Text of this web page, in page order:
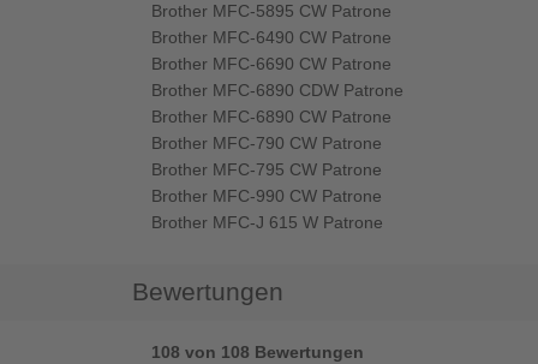
Brother MFC-5895 CW Patrone
Brother MFC-6490 CW Patrone
Brother MFC-6690 CW Patrone
Brother MFC-6890 CDW Patrone
Brother MFC-6890 CW Patrone
Brother MFC-790 CW Patrone
Brother MFC-795 CW Patrone
Brother MFC-990 CW Patrone
Brother MFC-J 615 W Patrone
Bewertungen
108 von 108 Bewertungen